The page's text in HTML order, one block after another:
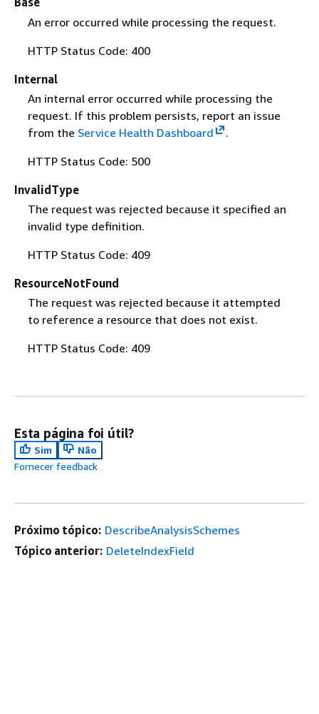
An error occurred while processing the request.
HTTP Status Code: 400
Internal
An internal error occurred while processing the
request. If this problem persists, report an issue
from the Service Health Dashboard
.
HTTP Status Code: 500
InvalidType
The request was rejected because it specified an
invalid type definition.
HTTP Status Code: 409
ResourceNotFound
The request was rejected because it attempted
to reference a resource that does not exist.
HTTP Status Code: 409
Esta página foi útil?
Sim
Não
Fornecer feedback
Próximo tópico: DescribeAnalysisSchemes
Tópico anterior: DeleteIndexField